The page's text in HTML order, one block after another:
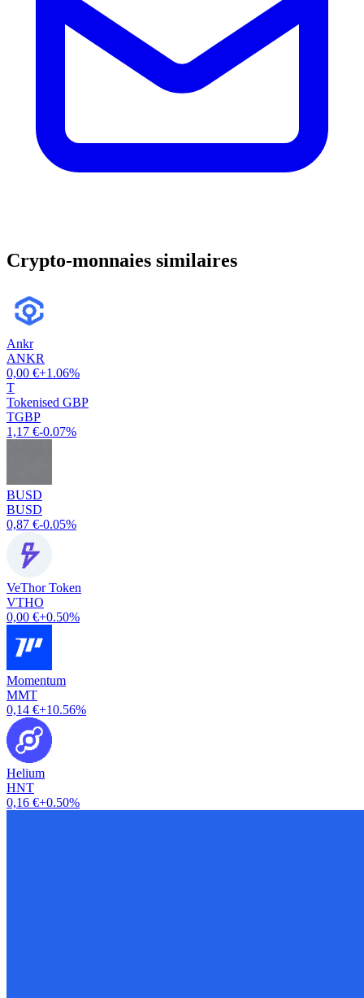
Crypto-monnaies similaires
Ankr
ANKR
0,00 €+1.06%
T
Tokenised GBP
TGBP
1,17 €-0.07%
BUSD
BUSD
0,87 €-0.05%
VeThor Token
VTHO
0,00 €+0.50%
Momentum
MMT
0,14 €+10.56%
Helium
HNT
0,16 €+0.50%